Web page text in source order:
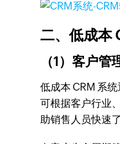
二、低成本
（1）客户
低成本 CRM 系
可根据客户行业
助销售人员快速